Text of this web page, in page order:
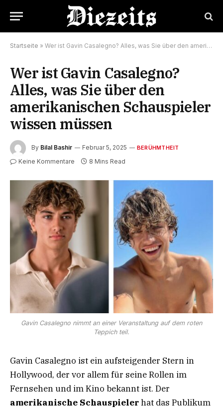
Startseite » Wer ist Gavin Casalegno? Alles, was Sie über den amerikanischen Schauspieler wissen müssen
Wer ist Gavin Casalegno?
Alles, was Sie über den
amerikanischen Schauspieler
wissen müssen
By Bilal Bashir Februar 5, 2025 BERÜHMTHEIT
Keine Kommentare 8 Mins Read
Gavin Casalegno nimmt an einer Veranstaltung auf dem roten
Teppich teil.
Gavin Casalegno ist ein aufsteigender Stern in
Hollywood, der vor allem für seine Rollen im
Fernsehen und im Kino bekannt ist. Der
amerikanische Schauspielerhat das Publikum